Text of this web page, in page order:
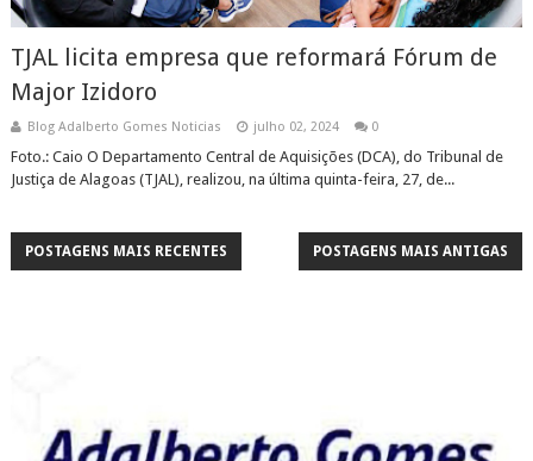
TJAL licita empresa que reformará Fórum de
Major Izidoro
Blog Adalberto Gomes Noticias julho 02, 2024 0
Foto.: Caio O Departamento Central de Aquisições (DCA), do Tribunal de
Justiça de Alagoas (TJAL), realizou, na última quinta-feira, 27, de...
POSTAGENS MAIS RECENTES POSTAGENS MAIS ANTIGAS